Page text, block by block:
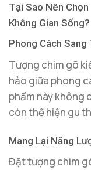
Tại Sao Nên
Không Gian Sống?
Phong Cách
Tượng chim gõ
hảo giữa phong
phẩm này không
còn thể hiện gu
Mang Lại Năng
Đặt tượng chim